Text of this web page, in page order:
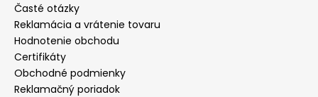
Časté otázky
Reklamácia a vrátenie tovaru
Hodnotenie obchodu
Certifikáty
Obchodné podmienky
Reklamačný poriadok